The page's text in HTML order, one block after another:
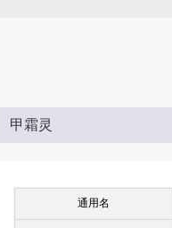
甲霜灵
通用名